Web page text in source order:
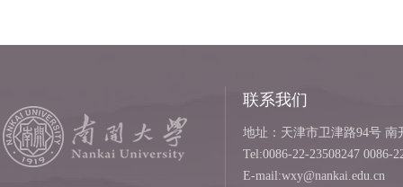
联系我们
地址：天津市卫津路94号 南
Tel:0086-22-23508247 0086-
E-mail:wxy@nankai.edu.cn